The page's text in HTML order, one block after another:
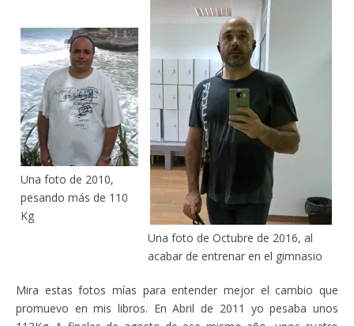
Una foto de 2010,
pesando más de 110
Kg
Una foto de Octubre de 2016, al
acabar de entrenar en el gimnasio
Mira estas fotos mías para entender mejor el cambio que
promuevo en mis libros. En Abril de 2011 yo pesaba unos